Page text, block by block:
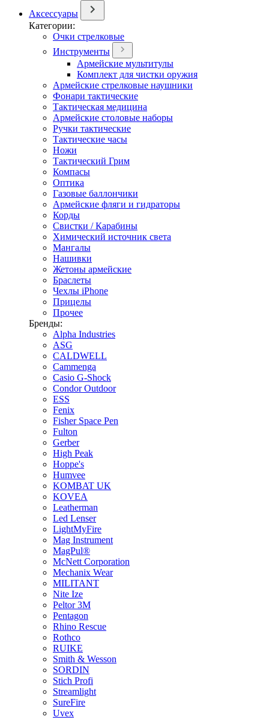
Аксессуары
Категории:
Очки стрелковые
Инструменты
Армейские мультитулы
Комплект для чистки оружия
Армейские стрелковые наушники
Фонари тактические
Тактическая медицина
Армейские столовые наборы
Ручки тактические
Тактические часы
Ножи
Тактический Грим
Компасы
Оптика
Газовые баллончики
Армейские фляги и гидраторы
Корды
Свистки / Карабины
Химический источник света
Мангалы
Нашивки
Жетоны армейские
Браслеты
Чехлы iPhone
Прицелы
Прочее
Бренды:
Alpha Industries
ASG
CALDWELL
Cammenga
Casio G-Shock
Condor Outdoor
ESS
Fenix
Fisher Space Pen
Fulton
Gerber
High Peak
Hoppe's
Humvee
KOMBAT UK
KOVEA
Leatherman
Led Lenser
LightMyFire
Mag Instrument
MagPul®
McNett Corporation
Mechanix Wear
MILITANT
Nite Ize
Peltor 3M
Pentagon
Rhino Rescue
Rothco
RUIKE
Smith & Wesson
SORDIN
Stich Profi
Streamlight
SureFire
Uvex